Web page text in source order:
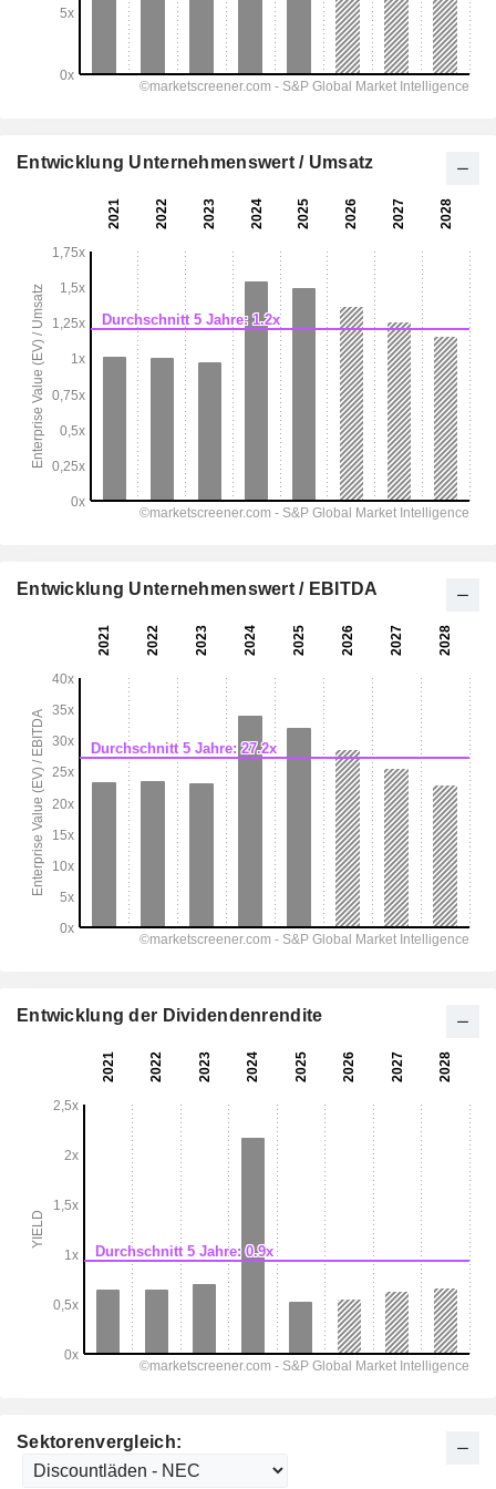
Sektorenvergleich:
Entwicklung Unternehmenswert / Umsatz
Entwicklung Unternehmenswert / EBITDA
Entwicklung der Dividendenrendite